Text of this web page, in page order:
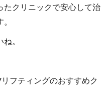
たクリニックで安心して治
。
フティングのおすすめク